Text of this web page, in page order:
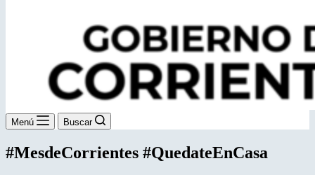
Menú Buscar
#MesdeCorrientes #QuedateEnCasa